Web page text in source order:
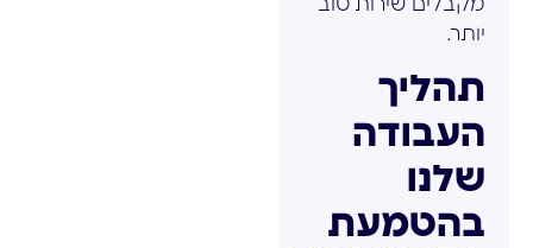
מקבלים שירות טוב
יותר.
תהליך
העבודה
שלנו
בהטמעת